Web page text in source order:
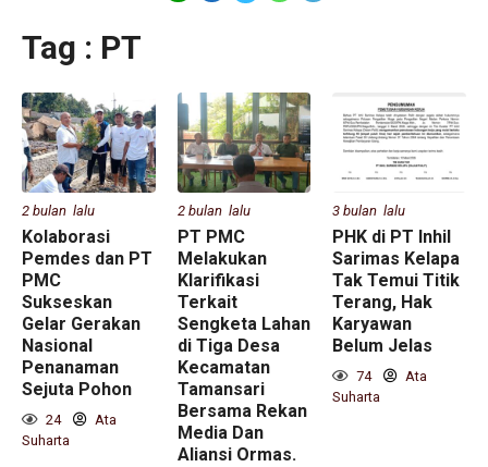
Tag : PT
2 bulan lalu
Kolaborasi
Pemdes dan PT
PMC
Sukseskan
Gelar Gerakan
Nasional
Penanaman
Sejuta Pohon
24
Ata
Suharta
2 bulan lalu
PT PMC
Melakukan
Klarifikasi
Terkait
Sengketa Lahan
di Tiga Desa
Kecamatan
Tamansari
Bersama Rekan
Media Dan
Aliansi Ormas.
3 bulan lalu
PHK di PT Inhil
Sarimas Kelapa
Tak Temui Titik
Terang, Hak
Karyawan
Belum Jelas
74
Ata
Suharta